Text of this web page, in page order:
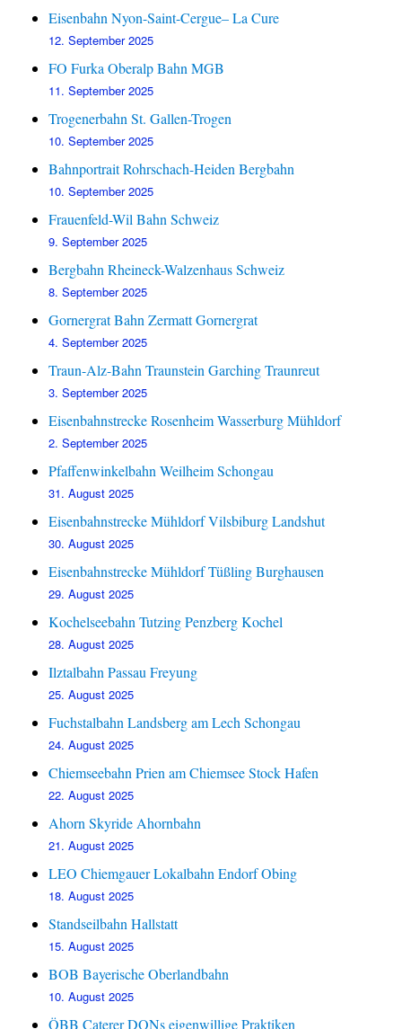
Eisenbahn Nyon-Saint-Cergue– La Cure
12. September 2025
FO Furka Oberalp Bahn MGB
11. September 2025
Trogenerbahn St. Gallen-Trogen
10. September 2025
Bahnportrait Rohrschach-Heiden Bergbahn
10. September 2025
Frauenfeld-Wil Bahn Schweiz
9. September 2025
Bergbahn Rheineck-Walzenhaus Schweiz
8. September 2025
Gornergrat Bahn Zermatt Gornergrat
4. September 2025
Traun-Alz-Bahn Traunstein Garching Traunreut
3. September 2025
Eisenbahnstrecke Rosenheim Wasserburg Mühldorf
2. September 2025
Pfaffenwinkelbahn Weilheim Schongau
31. August 2025
Eisenbahnstrecke Mühldorf Vilsbiburg Landshut
30. August 2025
Eisenbahnstrecke Mühldorf Tüßling Burghausen
29. August 2025
Kochelseebahn Tutzing Penzberg Kochel
28. August 2025
Ilztalbahn Passau Freyung
25. August 2025
Fuchstalbahn Landsberg am Lech Schongau
24. August 2025
Chiemseebahn Prien am Chiemsee Stock Hafen
22. August 2025
Ahorn Skyride Ahornbahn
21. August 2025
LEO Chiemgauer Lokalbahn Endorf Obing
18. August 2025
Standseilbahn Hallstatt
15. August 2025
BOB Bayerische Oberlandbahn
10. August 2025
ÖBB Caterer DONs eigenwillige Praktiken